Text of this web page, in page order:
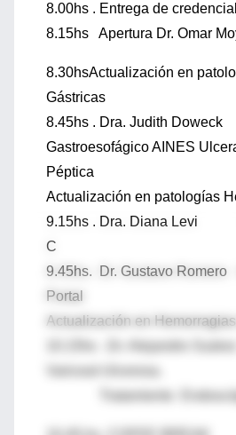
8.00hs . Entrega de
8.15hs Apertura Dr. Omar
8.30hsActualización en
Gástricas
8.45hs . Dra. Judith Doweck
Gastroesofágico AINES
Actualización en patologías
9.15hs . Dra. Diana Levi
C
9.45hs. Dr. Gustavo Romero
Portal
Actualización en
10.15hs .Dr. Alejandro